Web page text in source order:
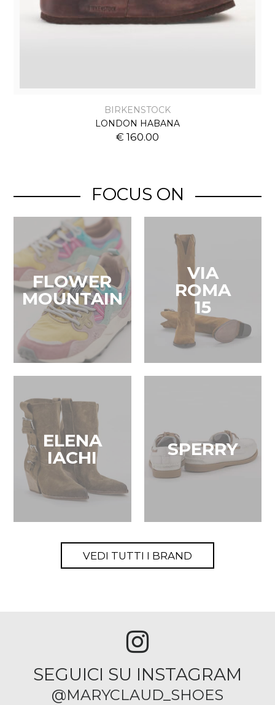
BIRKENSTOCK
LONDON HABANA
€ 160.00
FOCUS ON
FLOWER
MOUNTAIN
VIA
ROMA
15
ELENA
IACHI
SPERRY
VEDI TUTTI I BRAND
SEGUICI SU INSTAGRAM
@MARYCLAUD_SHOES